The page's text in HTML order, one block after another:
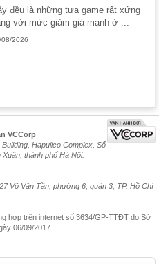
đều là những tựa game rất xứng
với mức giảm giá mạnh ở ...
08/2026
VCCorp
Hapulico Complex, Số
thành phố Hà Nội.
Võ Văn Tần, phường 6, quận 3, TP. Hồ Chí
hợp trên internet số 3634/GP-TTĐT do Sở
06/09/2017